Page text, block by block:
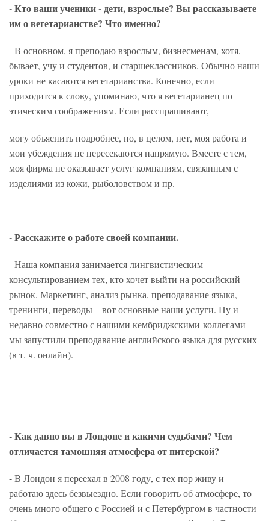
- Кто ваши ученики - дети, взрослые? Вы рассказываете
им о вегетарианстве? Что именно?
- В основном, я преподаю взрослым, бизнесменам, хотя,
бывает, учу и студентов, и старшеклассников. Обычно наши
уроки не касаются вегетарианства. Конечно, если
приходится к слову, упоминаю, что я вегетарианец по
этическим соображениям. Если расспрашивают,
могу объяснить подробнее, но, в целом, нет, моя работа и
мои убеждения не пересекаются напрямую. Вместе с тем,
моя фирма не оказывает услуг компаниям, связанным с
изделиями из кожи, рыболовством и пр.
- Расскажите о работе своей компании.
- Наша компания занимается лингвистическим
консультированием тех, кто хочет выйти на российский
рынок. Маркетинг, анализ рынка, преподавание языка,
тренинги, переводы – вот основные наши услуги. Ну и
недавно совместно с нашими кембриджскими коллегами
мы запустили преподавание английского языка для русских
(в т. ч. онлайн).
- Как давно вы в Лондоне и какими судьбами? Чем
отличается тамошняя атмосфера от питерской?
- В Лондон я переехал в 2008 году, с тех пор живу и
работаю здесь безвыездно. Если говорить об атмосфере, то
очень много общего с Россией и с Петербургом в частности